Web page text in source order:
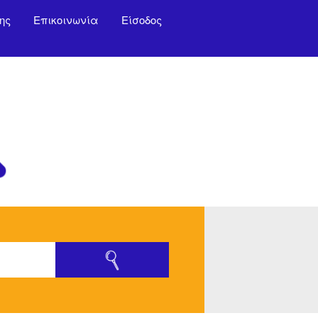
Επικοινωνία
Είσοδος